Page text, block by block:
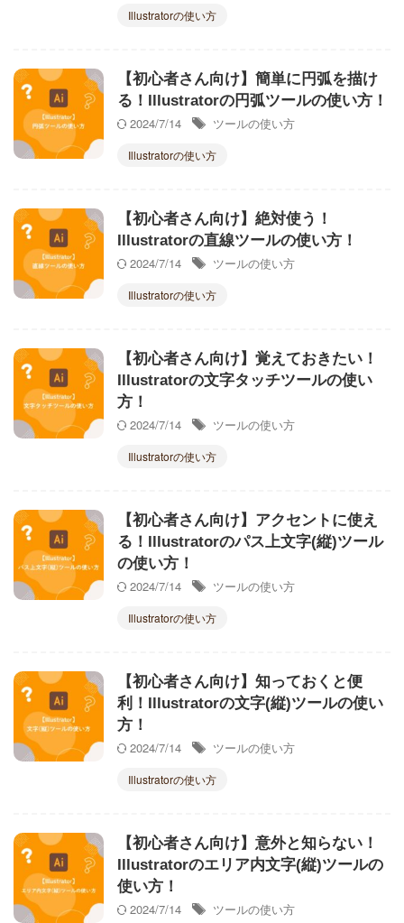
Illustratorの使い方
【初心者さん向け】簡単に円弧を描け
る！Illustratorの円弧ツールの使い方！
2024/7/14
ツールの使い方
Illustratorの使い方
【初心者さん向け】絶対使う！
Illustratorの直線ツールの使い方！
2024/7/14
ツールの使い方
Illustratorの使い方
【初心者さん向け】覚えておきたい！
Illustratorの文字タッチツールの使い
方！
2024/7/14
ツールの使い方
Illustratorの使い方
【初心者さん向け】アクセントに使え
る！Illustratorのパス上文字(縦)ツール
の使い方！
2024/7/14
ツールの使い方
Illustratorの使い方
【初心者さん向け】知っておくと便
利！Illustratorの文字(縦)ツールの使い
方！
2024/7/14
ツールの使い方
Illustratorの使い方
【初心者さん向け】意外と知らない！
Illustratorのエリア内文字(縦)ツールの
使い方！
2024/7/14
ツールの使い方